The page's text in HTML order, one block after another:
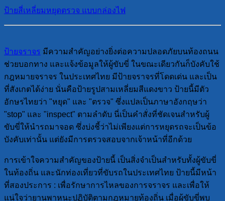
ป้ายสี่เหลี่ยมหยุดตรวจ แบบกล่องไฟ
ป้ายจราจร มีความสำคัญอย่างยิ่งต่อความปลอดภัยบนท้องถนน
ช่วยบอกทาง และแจ้งข้อมูลให้ผู้ขับขี่ ในขณะเดียวกันก็บังคับใช้
กฎหมายจราจร ในประเทศไทย มีป้ายจราจรที่โดดเด่น และเป็น
ที่สังเกตได้ง่าย นั่นคือป้ายรูปสามเหลี่ยมสีแดงขาว ป้ายนี้มีตัว
อักษรไทยว่า "หยุด" และ "ตรวจ" ซึ่งแปลเป็นภาษาอังกฤษว่า
"stop" และ "inspect" ตามลำดับ นี่เป็นคำสั่งที่ชัดเจนสำหรับผู้
ขับขี่ให้นำรถมาจอด ซึ่งบ่งชี้ว่าไม่เพียงแต่การหยุดรถจะเป็นข้อ
บังคับเท่านั้น แต่ยังมีการตรวจสอบจากเจ้าหน้าที่อีกด้วย
การเข้าใจความสำคัญของป้ายนี้ เป็นสิ่งจำเป็นสำหรับทั้งผู้ขับขี่
ในท้องถิ่น และนักท่องเที่ยวที่ขับรถในประเทศไทย ป้ายนี้มีหน้า
ที่สองประการ : เพื่อรักษาการไหลของการจราจร และเพื่อให้
แน่ใจว่ายานพาหนะปฏิบัติตามกฎหมายท้องถิ่น เมื่อผู้ขับขี่พบ